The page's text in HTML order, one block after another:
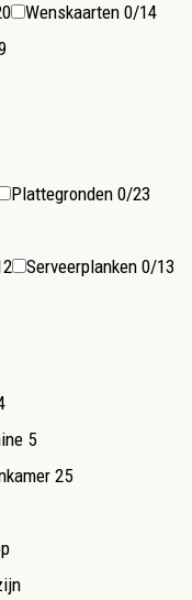
Wenskaarten 0/14
Plattegronden 0/23
Serveerplanken 0/13
5
25